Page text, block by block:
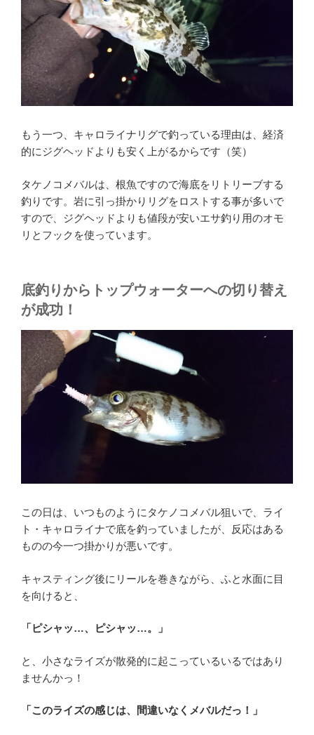
もう一つ、キャロライナリグで釣っている理由は、経済
的にジグヘッドよりも安く上がるからです（笑）
タケノコメバルは、根魚ですので海底をリトリーブする
釣りです。岩に引っ掛かりリグをロストする事が多いで
すので、ジグヘッドよりも値段が安いエサ釣り用のオモ
リとフックを使っています。
底釣りからトップウォーターへの切り替え
が成功！
この日は、いつものようにタケノコメバル狙いで、ライ
ト・キャロライナで底を釣っていましたが、反応はある
ものの今一つ掛かりが悪いです。
キャスティング後にリールを巻きながら、ふと水面に目
を向けると、
「ピシャッ…、ピシャッ…。」
と、小さなライズが散発的に起こっているいるではあり
ませんかっ！
「このライズの感じは、間違いなくメバルだっ！」